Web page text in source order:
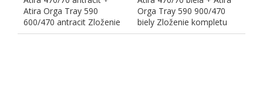
Atira Orga Tray 590
600/470 antracit Zloženie
kompletu HETTICH...
Orga Tray 590 900/470
biely Zloženie kompletu
HETTICH 9194627...